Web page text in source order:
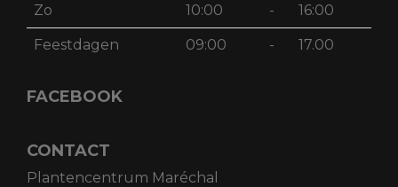
Zo 10:00 - 16:00
Feestdagen 09:00 - 17.00
FACEBOOK
CONTACT
Plantencentrum Maréchal